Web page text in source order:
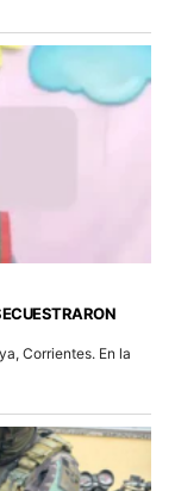
Corrientes. En la